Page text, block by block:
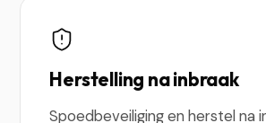
Herstelling na inbraak
Spoedbeveiliging en herstel na